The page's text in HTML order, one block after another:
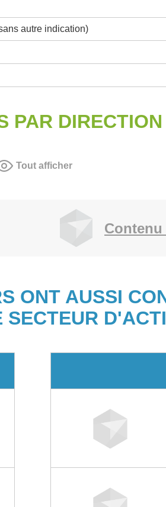
autre indication)
PAR DIRECTION
Tout afficher
ONT AUSSI
SECTEUR